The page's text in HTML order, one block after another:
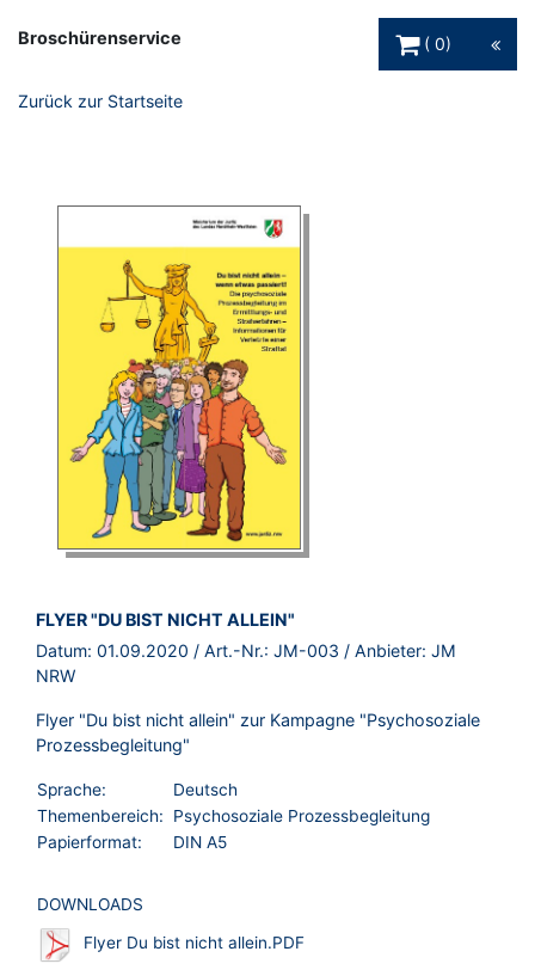
Broschürenservice
0
Zurück zur Startseite
BROSCHÜRE:
FLYER "DU BIST NICHT ALLEIN"
Datum: 01.09.2020 / Art.-Nr.: JM-003 / Anbieter: JM
NRW
Flyer "Du bist nicht allein" zur Kampagne "Psychosoziale
Prozessbegleitung"
Sprache:
Deutsch
Themenbereich:
Psychosoziale Prozessbegleitung
Papierformat:
DIN A5
DOWNLOADS
Flyer Du bist nicht allein.PDF